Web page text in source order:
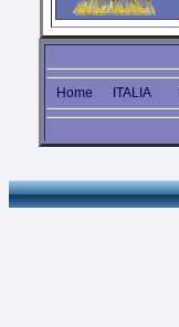
Home ITALIA